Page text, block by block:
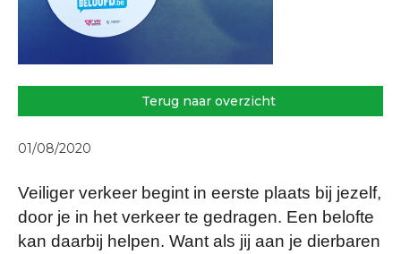
Terug naar overzicht
01/08/2020
Veiliger verkeer begint in eerste plaats bij jezelf,
door je in het verkeer te gedragen. Een belofte
kan daarbij helpen. Want als jij aan je dierbaren